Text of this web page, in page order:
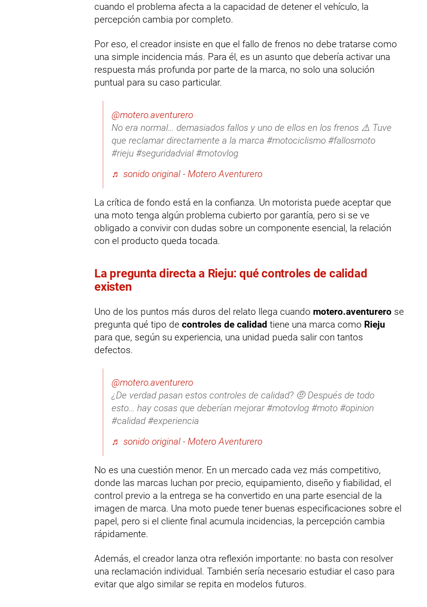
cuando el problema afecta a la capacidad de detener el vehículo, la
percepción cambia por completo.
Por eso, el creador insiste en que el fallo de frenos no debe tratarse como
una simple incidencia más. Para él, es un asunto que debería activar una
respuesta más profunda por parte de la marca, no solo una solución
puntual para su caso particular.
@motero.aventurero
No era normal… demasiados fallos y uno de ellos en los frenos ⚠️ Tuve
que reclamar directamente a la marca #motociclismo #fallosmoto
#rieju #seguridadvial #motovlog
♬ sonido original - Motero Aventurero
La crítica de fondo está en la confianza. Un motorista puede aceptar que
una moto tenga algún problema cubierto por garantía, pero si se ve
obligado a convivir con dudas sobre un componente esencial, la relación
con el producto queda tocada.
La pregunta directa a Rieju: qué controles de calidad
existen
Uno de los puntos más duros del relato llega cuando motero.aventurero se
pregunta qué tipo de controles de calidad tiene una marca como Rieju
para que, según su experiencia, una unidad pueda salir con tantos
defectos.
@motero.aventurero
¿De verdad pasan estos controles de calidad? 🤨 Después de todo
esto… hay cosas que deberían mejorar #motovlog #moto #opinion
#calidad #experiencia
♬ sonido original - Motero Aventurero
No es una cuestión menor. En un mercado cada vez más competitivo,
donde las marcas luchan por precio, equipamiento, diseño y fiabilidad, el
control previo a la entrega se ha convertido en una parte esencial de la
imagen de marca. Una moto puede tener buenas especificaciones sobre el
papel, pero si el cliente final acumula incidencias, la percepción cambia
rápidamente.
Además, el creador lanza otra reflexión importante: no basta con resolver
una reclamación individual. También sería necesario estudiar el caso para
evitar que algo similar se repita en modelos futuros.